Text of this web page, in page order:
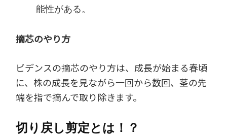
能性がある。
摘芯のやり方
ビデンスの摘芯のやり方は、成長が始まる春頃
に、株の成長を見ながら一回から数回、茎の先
端を指で摘んで取り除きます。
切り戻し剪定とは！？